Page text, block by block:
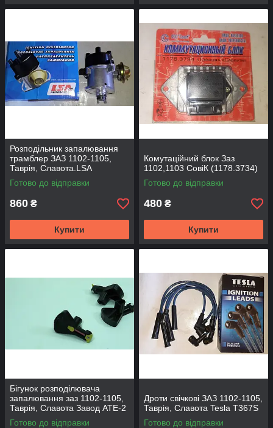
Розподільник запалювання
трамблер ЗАЗ 1102-1105,
Таврія, Славота.LSA
Готово до відправки
860 ₴
Купити
Комутаційний блок Заз
1102,1103 СовіК (1178.3734)
Готово до відправки
480 ₴
Купити
Бігунок розподілювача
запалювання заз 1102-1105,
Таврія, Славота Завод АТЕ-2
Готово до відправки
Дроти свічкові ЗАЗ 1102-1105,
Таврія, Славота Tesla T367S
Готово до відправки